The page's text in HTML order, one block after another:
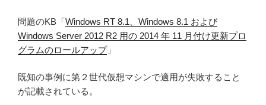
問題のKB「Windows RT 8.1、Windows 8.1 および
Windows Server 2012 R2 用の 2014 年 11 月付け更新プロ
グラムのロールアップ」
既知の事例に第２世代仮想マシンで適用が失敗すること
が記載されている。